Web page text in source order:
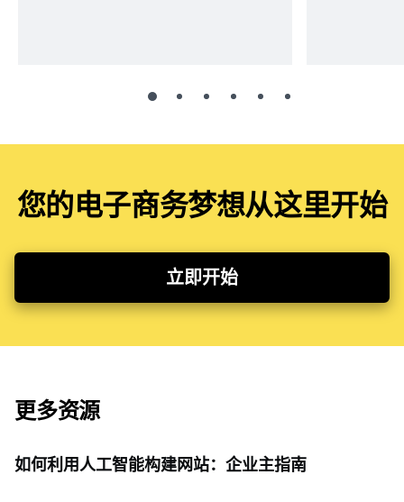
您的电子商务梦想从这里开始
立即开始
更多资源
如何利用人工智能构建网站：企业主指南